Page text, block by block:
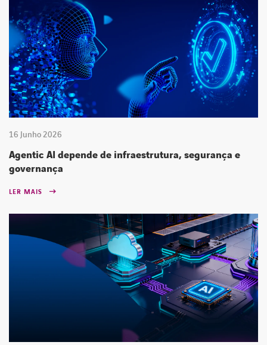
16 Junho 2026
Agentic AI depende de infraestrutura, segurança e
governança
LER MAIS